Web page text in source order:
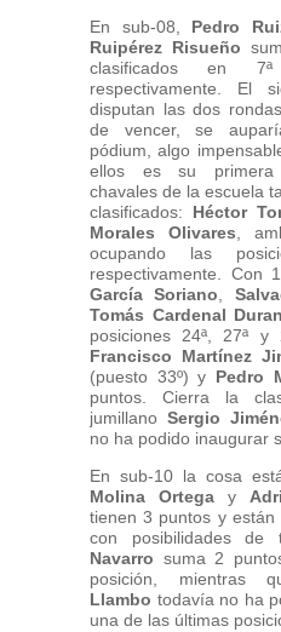
En sub-08, Pedro
Ruipérez Risueño
clasificados en
respectivamente. El
disputan las dos
de vencer, se
pódium, algo
ellos es su primera
chavales de la escuela
clasificados: Héctor
Morales Olivares ,
ocupando las
respectivamente. Con
García Soriano
Tomás Cardenal
posiciones 24ª, 27ª y
Francisco Martínez
(puesto 33º) y Pedro
puntos. Cierra la
jumillano Sergio
no ha podido inaugurar
En sub-10 la cosa
Molina Ortega y
tienen 3 puntos y están
con posibilidades de
Navarro suma 2
posición, mientras
Llambo todavía no ha
una de las últimas